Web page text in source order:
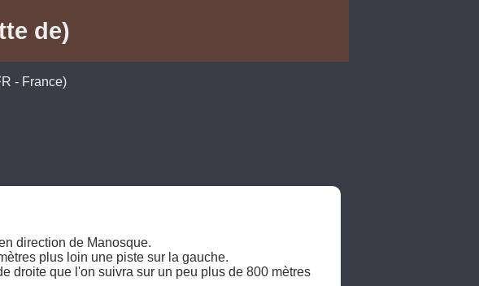
de)
- France)
direction de Manosque.
plus loin une piste sur la gauche.
droite que l'on suivra sur un peu plus de 800 mètres